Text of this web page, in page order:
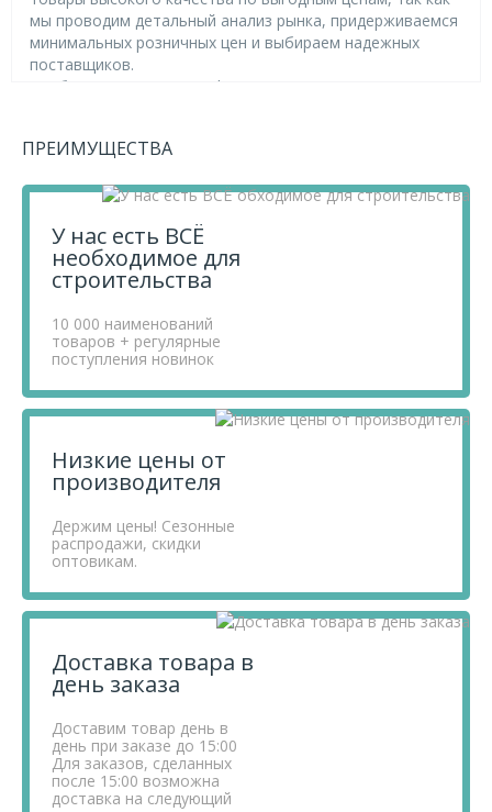
мы проводим детальный анализ рынка, придерживаемся
минимальных розничных цен и выбираем надежных
поставщиков.
Чтобы купить товар Döcke Угловая накладка для
Если у вас остались вопросы, вы можете задать их по
сайте.
ПРЕИМУЩЕСТВА
У нас есть ВСЁ
необходимое для
строительства
10 000 наименований
товаров + регулярные
поступления новинок
Низкие цены от
производителя
Держим цены! Сезонные
распродажи, скидки
оптовикам.
Доставка товара в
день заказа
Доставим товар день в
день при заказе до 15:00
Для заказов, сделанных
после 15:00 возможна
доставка на следующий